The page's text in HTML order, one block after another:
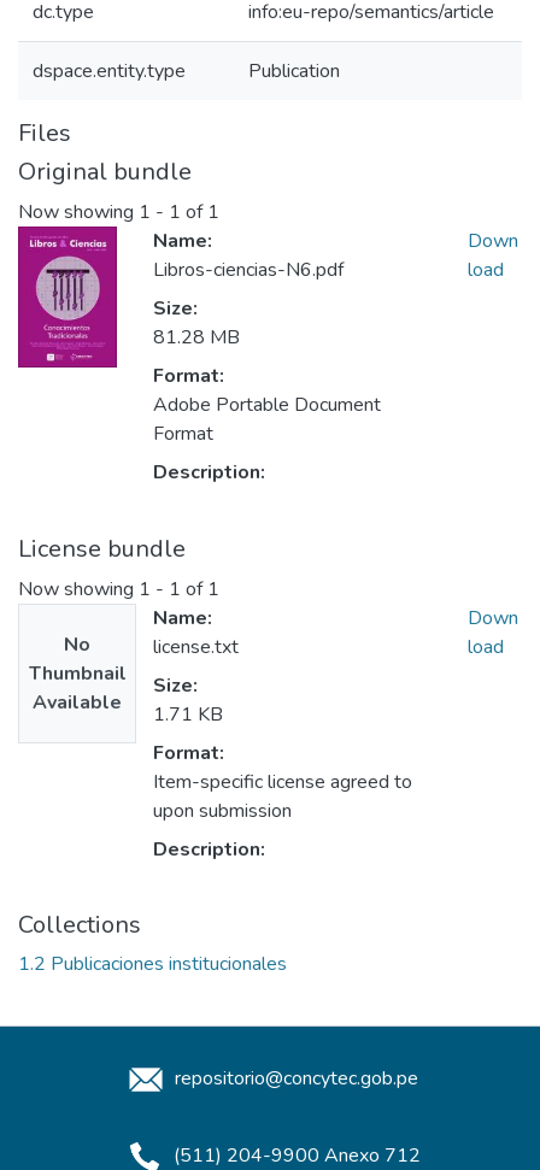
dc.type info:eu-repo/semantics/article
dspace.entity.type Publication
Files
Original bundle
Now showing 1 - 1 of 1
Name:
Libros-ciencias-N6.pdf
Size:
81.28 MB
Format:
Adobe Portable Document
Format
Description:
Down
load
License bundle
Now showing 1 - 1 of 1
No
Thumbnail
Available
Name:
license.txt
Size:
1.71 KB
Format:
Item-specific license agreed to
upon submission
Description:
Down
load
Collections
1.2 Publicaciones institucionales
repositorio@concytec.gob.pe
(511) 204-9900 Anexo 712